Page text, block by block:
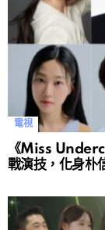
電視
《Miss
戰演技，化身朴